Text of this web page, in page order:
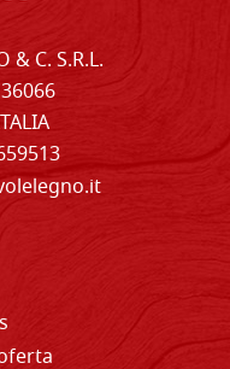
& C. S.R.L.